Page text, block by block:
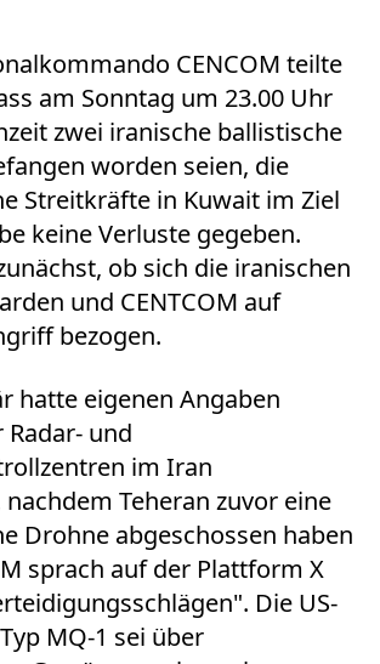
CENCOM teilte
am Sonntag um 23.00 Uhr
zwei iranische ballistische
worden seien, die
Streitkräfte in Kuwait im Ziel
keine Verluste gegeben.
ob sich die iranischen
und CENTCOM auf
bezogen.
hatte eigenen Angaben
und
im Iran
Teheran zuvor eine
Drohne abgeschossen haben
sprach auf der Plattform X
Die US-
MQ-1 sei über